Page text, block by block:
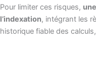
Pour limiter ces risques,
l’indexation, intégrant les
historique fiable des